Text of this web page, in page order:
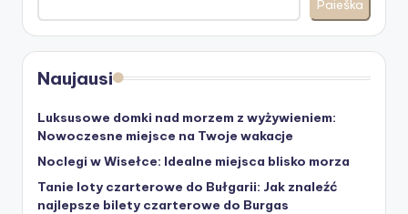
Paieška
Naujausi
Luksusowe domki nad morzem z wyżywieniem:
Nowoczesne miejsce na Twoje wakacje
Noclegi w Wisełce: Idealne miejsca blisko morza
Tanie loty czarterowe do Bułgarii: Jak znaleźć
najlepsze bilety czarterowe do Burgas